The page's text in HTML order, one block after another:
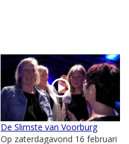
De Slimste van Voorburg
Op zaterdagavond 16 februari